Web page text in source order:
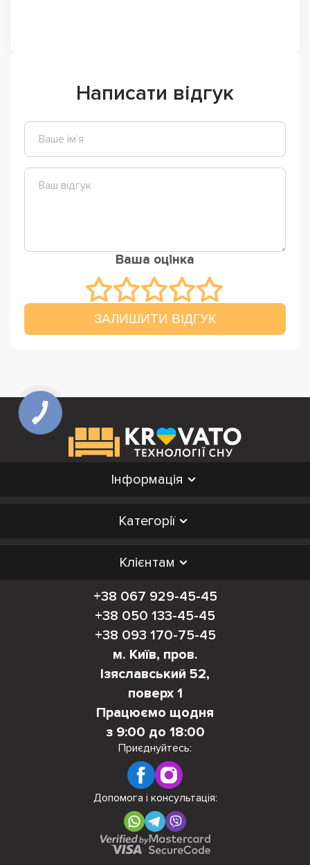
Написати відгук
Ваша оцінка
ЗАЛИШИТИ ВІДГУК
Інформація
Категорії
Клієнтам
+38 067 929-45-45
+38 050 133-45-45
+38 093 170-75-45
м. Київ, пров.
Ізяславський 52,
поверх 1
Працюємо щодня
з 9:00 до 18:00
Приєднуйтесь:
Допомога і консультація: